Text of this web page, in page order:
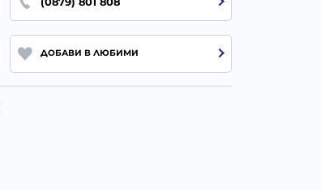
ДОБАВИ В ЛЮБИМИ